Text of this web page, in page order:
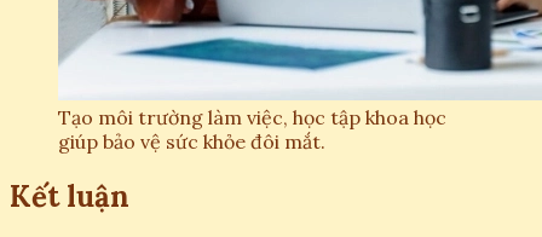
Tạo môi trường làm việc, học tập khoa học
giúp bảo vệ sức khỏe đôi mắt.
Kết luận